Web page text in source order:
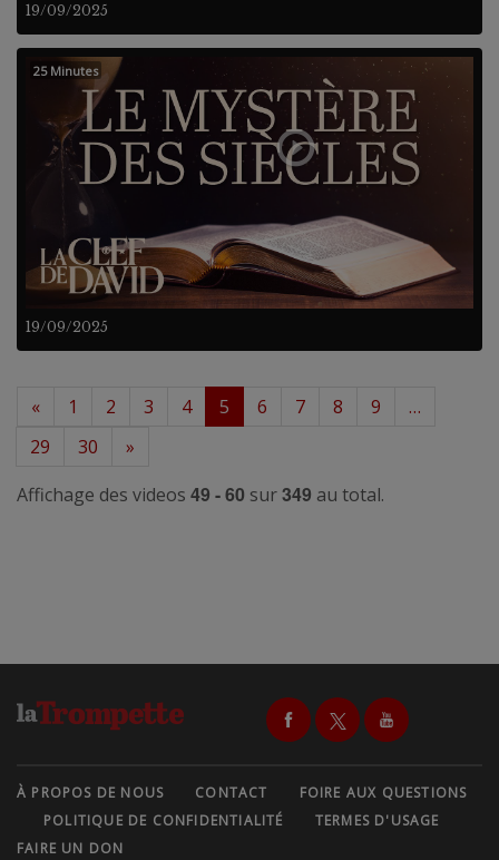
19/09/2025
19/09/2025
25 Minutes
« 1 2 3 4 5 6 7 8 9
…
29
30
»
Affichage des videos 49 - 60 sur349 au total.
À PROPOS DE NOUS CONTACT
FOIRE AUX QUESTIONS
POLITIQUE DE CONFIDENTIALITÉ
TERMES D'USAGE
FAIRE UN DON